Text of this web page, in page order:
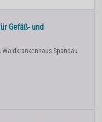
Gefäß- und
Waldkrankenhaus Spandau